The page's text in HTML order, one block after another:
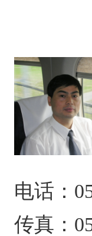
电话：
传真：